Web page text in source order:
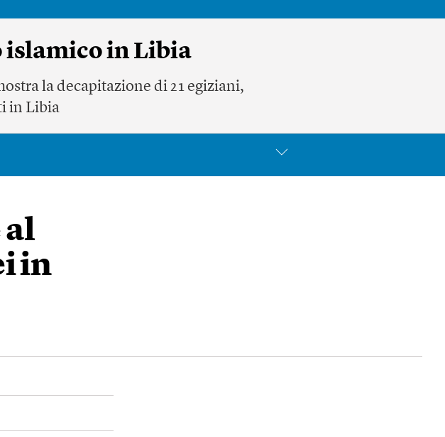
islamico in Libia
la decapitazione di 21 egiziani,
in Libia
al
in